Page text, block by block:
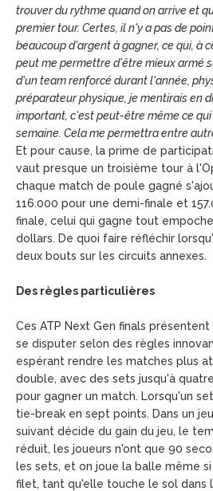
trouver du rythme quand on arrive et
premier tour. Certes, il n'y a pas de
beaucoup d'argent à gagner, ce qui, à
peut me permettre d'être mieux armé
d'un team renforcé durant l'année,
préparateur physique, je mentirais en
important, c'est peut-être même ce
semaine. Cela me permettra entre
Et pour cause, la prime de
vaut presque un troisième tour à
chaque match de poule gagné
116.000 pour une demi-finale et
finale, celui qui gagne tout
dollars. De quoi faire réfléchir
deux bouts sur les circuits annexes.
Des règles particulières
Ces ATP Next Gen finals
se disputer selon des règles
espérant rendre les matches plus
double, avec des sets jusqu'à
pour gagner un match. Lorsqu'un
tie-break en sept points. Dans un
suivant décide du gain du jeu, le
réduit, les joueurs n'ont que 90
les sets, et on joue la balle même
filet, tant qu'elle touche le sol dans